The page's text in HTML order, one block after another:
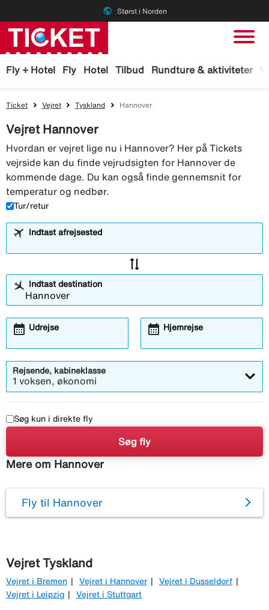
public Størst i Norden
Fly + Hotel Fly Hotel Tilbud Rundture & aktiviteter
Ticket Vejret Tyskland Hannover
Vejret Hannover
Hvordan er vejret lige nu i Hannover? Her på Tickets
vejrside kan du finde vejrudsigten for Hannover de
kommende dage. Du kan også finde gennemsnit for
temperatur og nedbør.
Tur/retur
Indtast afrejsested
sync_alt
Indtast destination
Udrejse
calendar_month Hjemrejse
calendar_month
Rejsende, kabineklasse
1 voksen, økonomi
Søg kun i direkte fly
Søg fly
Mere om Hannover
Fly til Hannover
Vejret Tyskland
Vejret i Bremen Vejret i Hannover
Vejret i Dusseldorf
Vejret i Leipzig
Vejret i Stuttgart